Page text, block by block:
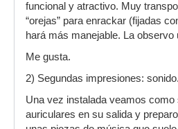
funcional y atractivo. Muy
“orejas” para enrackar (fijadas
hará más manejable. La observo
Me gusta.
2) Segundas impresiones: sonido.
Una vez instalada veamos como
auriculares en su salida y